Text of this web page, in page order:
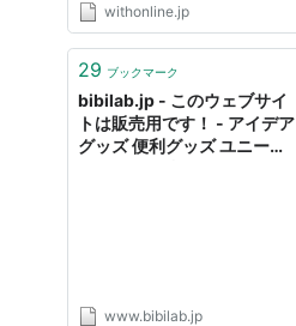
withonline.jp
29 ブックマーク
bibilab.jp - このウェブサイ
トは販売用です！ - アイデア
グッズ 便利グッズ ユニーク
www.bibilab.jp